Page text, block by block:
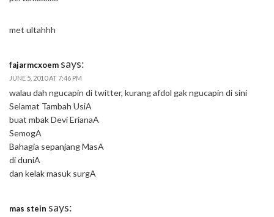
met ultahhh
fajarmcxoem says:
JUNE 5, 2010 AT 7:46 PM
walau dah ngucapin di twitter, kurang afdol gak ngucapin di sini
Selamat Tambah UsiA
buat mbak Devi ErianaA
SemogA
Bahagia sepanjang MasA
di duniA
dan kelak masuk surgA
mas stein says: